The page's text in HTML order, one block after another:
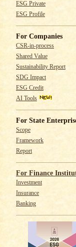
ESG Private
ESG Profile
For Companies
CSR-in-process
Shared Value
Sustainability Report
SDG Impact
ESG Credit
AI Tools
For State
Scope
Framework
Report
For Finance
Investment
Insurance
Banking